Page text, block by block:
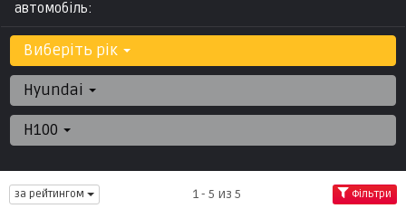
автомобіль:
Виберіть рік
Hyundai
H100
за рейтингом 1 - 5 из 5 Фільтри